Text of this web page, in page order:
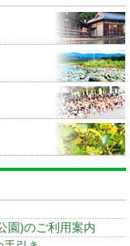
園)のご利用案内